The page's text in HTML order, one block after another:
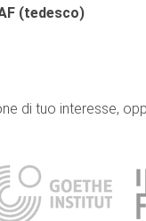
(tedesco)
di tuo interesse,